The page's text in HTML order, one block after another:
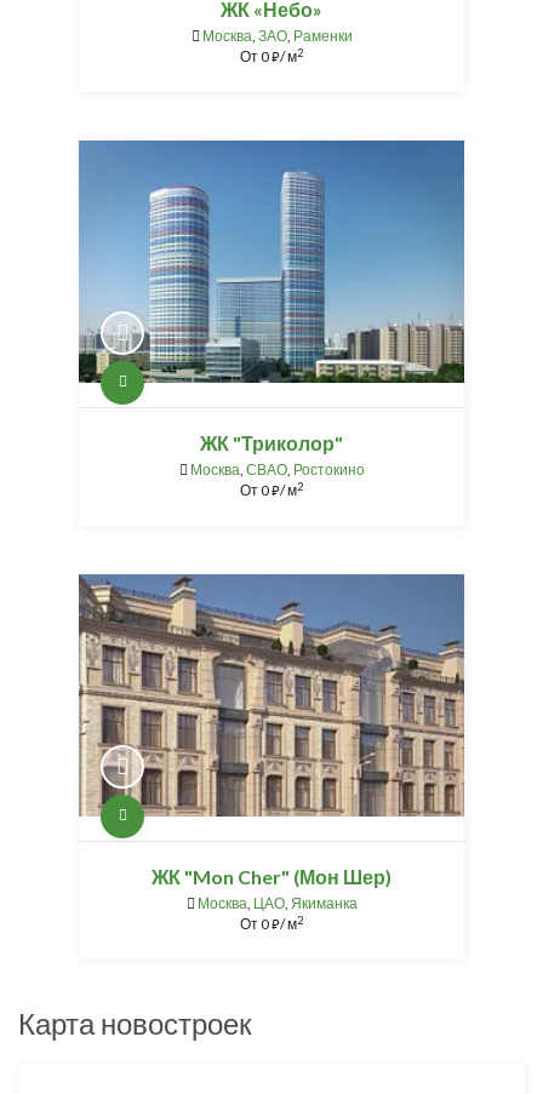
ЖК «Небо»
Москва, ЗАО, Раменки
От0⃏/ м2
ЖК "Триколор"
Москва, СВАО, Ростокино
От0⃏/ м2
ЖК "Mon Cher" (Мон Шер)
Москва, ЦАО, Якиманка
От0⃏/ м2
Карта новостроек